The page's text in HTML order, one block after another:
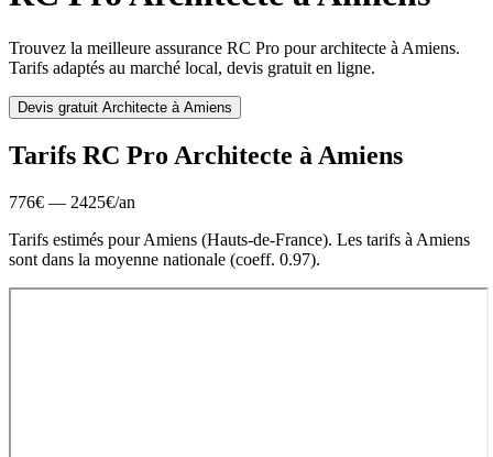
Trouvez la meilleure assurance RC Pro pourarchitecte à Amiens.
Tarifs adaptés au marché local, devis gratuit en ligne.
Devis gratuit Architecte à Amiens
Tarifs RC Pro Architecte à Amiens
776€ — 2425€/an
Tarifs estimés pourAmiens (Hauts-de-France). Les tarifs à Amiens
sont dans la moyenne nationale (coeff. 0.97).